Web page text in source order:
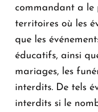
commandant a le
territoires où les
que les
éducatifs, ainsi
mariages, les
interdits. De tels
interdits si le